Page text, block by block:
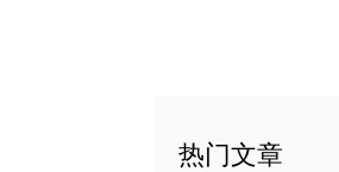
热门文章